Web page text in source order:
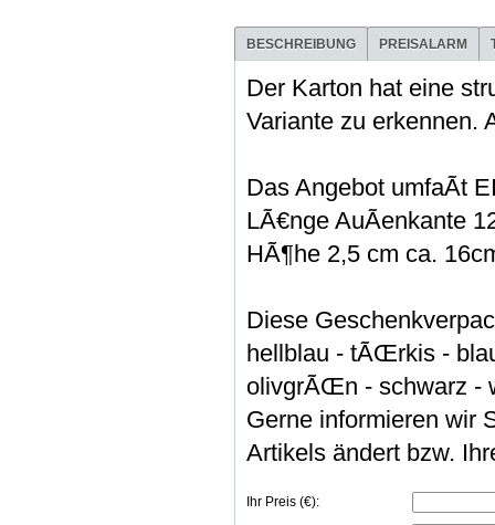
BESCHREIBUNG PREISALARM
Der Karton hat eine
Variante zu erkennen.
Das Angebot umfaÃt
LÃ€nge AuÃenkante
HÃ¶he 2,5 cm ca.
Diese
hellblau - tÃŒrkis -
olivgrÃŒn - schwarz -
Gerne informieren wir
Artikels ändert bzw.
Ihr Preis (€):